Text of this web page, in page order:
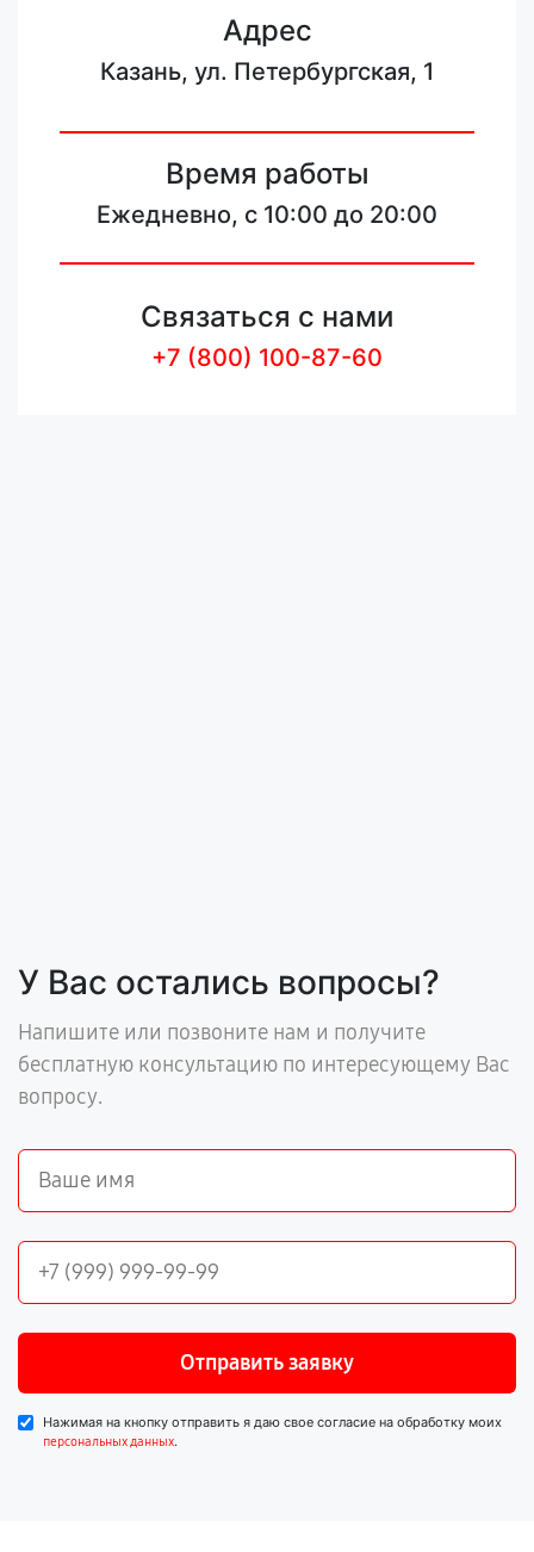
Адрес
Казань, ул. Петербургская, 1
Время работы
Ежедневно, с 10:00 до 20:00
Связаться с нами
+7 (800) 100-87-60
У Вас остались вопросы?
Напишите или позвоните нам и получите
бесплатную консультацию по интересующему Вас
вопросу.
Отправить заявку
Нажимая на кнопку отправить я даю свое согласие на обработку моих
персональных данных.